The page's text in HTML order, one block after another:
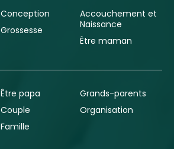
Conception
Grossesse
Accouchement et
Naissance
Être maman
Être papa
Couple
Famille
Grands-parents
Organisation